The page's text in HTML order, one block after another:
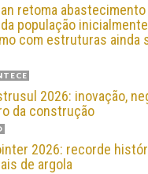
retoma abastecimento
da população
com estruturas ainda
2026: inovação,
da construção
2026: recorde
de argola